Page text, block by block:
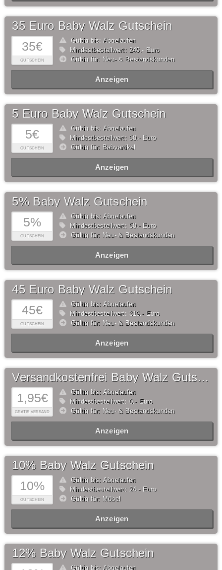
35€
GUTSCHEIN
35 Euro Baby Walz Gutschein
Gültig bis: Abgelaufen
Mindestbestellwert: 249,- Euro
Gültig für: Neu- & Bestandskunden
Anzeigen
5€
GUTSCHEIN
5 Euro Baby Walz Gutschein
Gültig bis: Abgelaufen
Mindestbestellwert: 50,- Euro
Gültig für: Babyartikel
Anzeigen
5%
GUTSCHEIN
5% Baby Walz Gutschein
Gültig bis: Abgelaufen
Mindestbestellwert: 50,- Euro
Gültig für: Neu- & Bestandskunden
Anzeigen
45€
GUTSCHEIN
45 Euro Baby Walz Gutschein
Gültig bis: Abgelaufen
Mindestbestellwert: 319,- Euro
Gültig für: Neu- & Bestandskunden
Anzeigen
1,95€
GRATIS VERSAND
Versandkostenfrei Baby Walz Gutschein
Gültig bis: Abgelaufen
Mindestbestellwert: 0,- Euro
Gültig für: Neu- & Bestandskunden
Anzeigen
10%
GUTSCHEIN
10% Baby Walz Gutschein
Gültig bis: Abgelaufen
Mindestbestellwert: 24,- Euro
Gültig für: Möbel
Anzeigen
12% Baby Walz Gutschein
Gültig bis: Abgelaufen